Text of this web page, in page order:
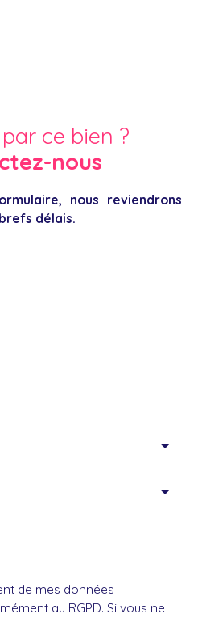
ce bien ?
nous
nous reviendrons
délais.
de mes données
au RGPD. Si vous ne